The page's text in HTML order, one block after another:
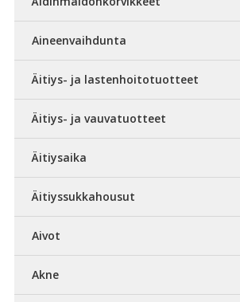
Aineenvaihdunta
Äitiys- ja lastenhoitotuotteet
Äitiys- ja vauvatuotteet
Äitiysaika
Äitiyssukkahousut
Aivot
Akne